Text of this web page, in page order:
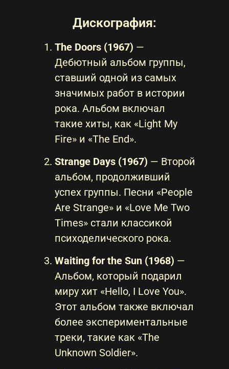
Дискография:
The Doors (1967) —
Дебютный альбом группы,
ставший одной из самых
значимых работ в истории
рока. Альбом включал
такие хиты, как «Light My
Fire» и «The End».
Strange Days (1967) — Второй
альбом, продолживший
успех группы. Песни «People
Are Strange» и «Love Me Two
Times» стали классикой
психоделического рока.
Waiting for the Sun (1968) —
Альбом, который подарил
миру хит «Hello, I Love You».
Этот альбом также включал
более экспериментальные
треки, такие как «The
Unknown Soldier».